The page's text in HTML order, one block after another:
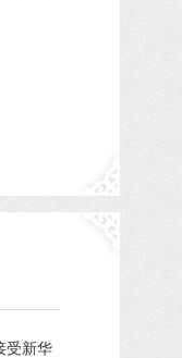
受新华